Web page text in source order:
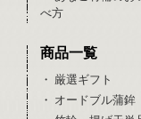
べ方
商品一覧
・ 厳選ギフト
・ オードブル蒲鉾